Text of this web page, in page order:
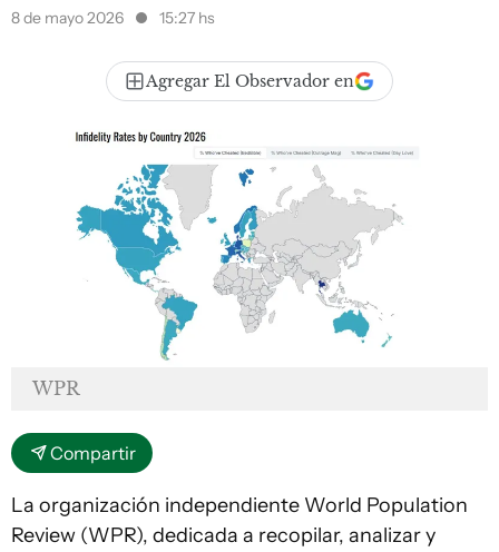
8 de mayo 2026 15:27 hs
Agregar El Observador en
WPR
Compartir
La organización independiente World Population
Review (WPR), dedicada a recopilar, analizar y